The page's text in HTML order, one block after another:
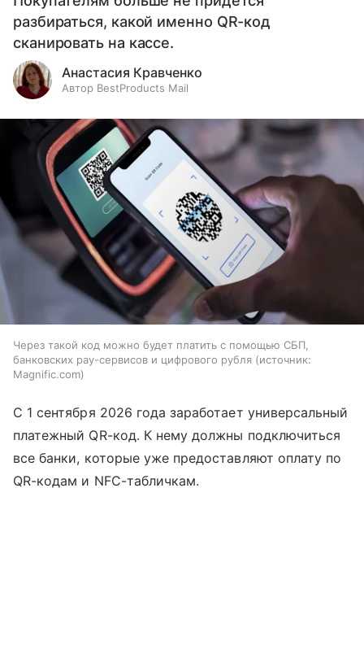
разбираться, какой именно QR-код
сканировать на кассе.
Анастасия Кравченко
Автор BestProducts Mail
Через такой код можно будет платить с помощью СБП,
банковских pay-сервисов и цифрового рубля
источник:
Magnific.com
С 1 сентября 2026 года заработает универсальный
платежный QR-код. К нему должны подключиться
все банки, которые уже предоставляют оплату по
QR-кодам и NFC-табличкам.